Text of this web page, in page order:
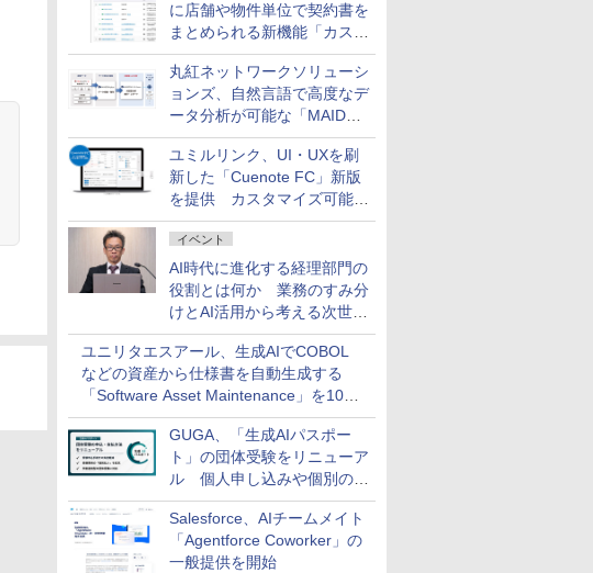
に店舗や物件単位で契約書を
まとめられる新機能「カスタ
ム契約ツリー」を追加
丸紅ネットワークソリューシ
ョンズ、自然言語で高度なデ
ータ分析が可能な「MAIDOA
AI ASSIST」を9月より提供
ユミルリンク、UI・UXを刷
新した「Cuenote FC」新版
を提供 カスタマイズ可能な
ダッシュボード画面を搭載
イベント
AI時代に進化する経理部門の
役割とは何か 業務のすみ分
けとAI活用から考える次世代
ファイナンス戦略
ユニリタエスアール、生成AIでCOBOL
などの資産から仕様書を自動生成する
「Software Asset Maintenance」を10月
に発売
GUGA、「生成AIパスポー
ト」の団体受験をリニューア
ル 個人申し込みや個別の支
払いなどに対応
Salesforce、AIチームメイト
「Agentforce Coworker」の
一般提供を開始